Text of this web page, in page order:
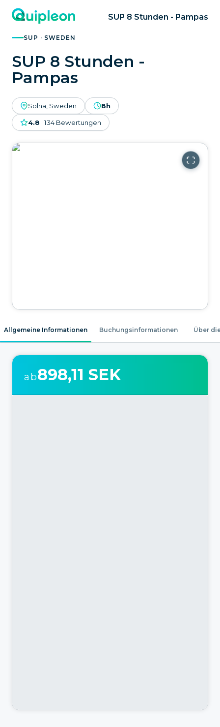
SUP 8 Stunden - Pampas
SUP · SWEDEN
SUP 8 Stunden -
Pampas
Solna, Sweden 8h
4.8 ·134 Bewertungen
Allgemeine Informationen Buchungsinformationen Über
ab898,11 SEK